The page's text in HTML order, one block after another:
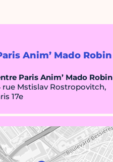
Anim’ Mado Robin
Paris Anim’ Mado Robin
rue Mstislav Rostropovitch,
17e